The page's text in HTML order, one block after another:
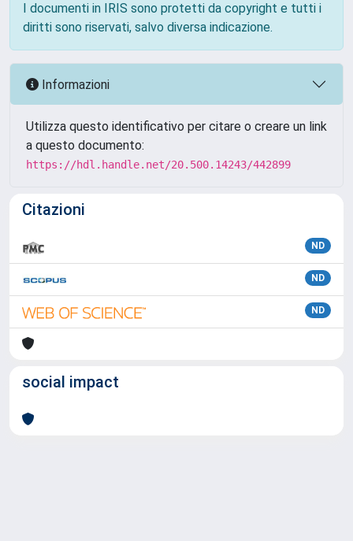
I documenti in IRIS sono protetti da copyright e tutti i
diritti sono riservati, salvo diversa indicazione.
Informazioni
Utilizza questo identificativo per citare o creare un link
a questo documento:
https://hdl.handle.net/20.500.14243/442899
Citazioni
ND
ND
ND
social impact